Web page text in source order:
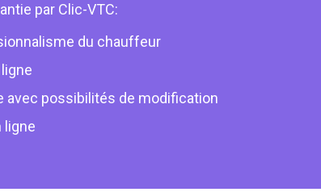
par Clic-VTC:
du chauffeur
avec possibilités de modification
ligne